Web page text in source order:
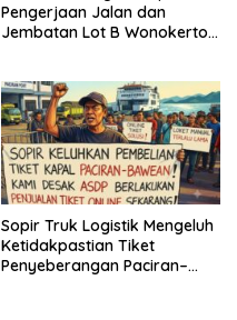
Pengerjaan Jalan dan
Jembatan Lot B Wonokerto–
Sopir Truk Logistik Mengeluh
Ketidakpastian Tiket
Penyeberangan Paciran–